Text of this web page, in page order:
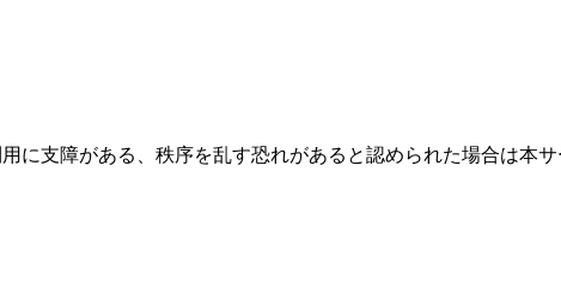
に支障がある、秩序を乱す恐れがあると認められた場合は本